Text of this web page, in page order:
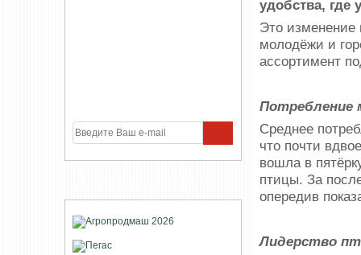
удобства, где
Это изменение
молодёжи и
ассортимент
Потребление
Среднее
что почти
вошла в
птицы. За
опередив
Лидерство